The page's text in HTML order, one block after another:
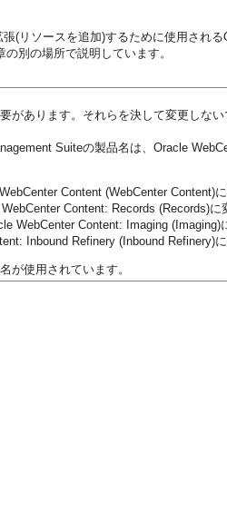
(リソースを追加)するために使用され
別の場所で説明しています。
があります。それらを決して変更しな
Suiteの製品名は、Oracle
Content (WebCenter Content)
Content: Records (Records)に
WebCenter Content: Imaging (Imaging)
Inbound Refinery (Inbound Refinery)
が使用されています。